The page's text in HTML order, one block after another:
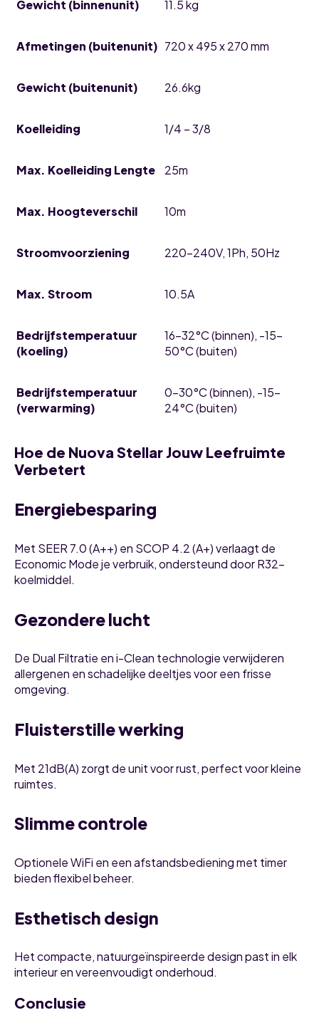
Gewicht (binnenunit) 11.5 kg
Afmetingen (buitenunit) 720 x 495 x 270 mm
Gewicht (buitenunit) 26.6kg
Koelleiding 1/4 – 3/8
Max. Koelleiding Lengte 25m
Max. Hoogteverschil 10m
Stroomvoorziening 220-240V, 1Ph, 50Hz
Max. Stroom 10.5A
Bedrijfstemperatuur
(koeling)
16-32°C (binnen), -15-
50°C (buiten)
Bedrijfstemperatuur
(verwarming)
0-30°C (binnen), -15-
24°C (buiten)
Hoe de Nuova Stellar Jouw Leefruimte
Verbetert
Energiebesparing
Met SEER 7.0 (A++) en SCOP 4.2 (A+) verlaagt de
Economic Mode je verbruik, ondersteund door R32-
koelmiddel.
Gezondere lucht
De Dual Filtratie en i-Clean technologie verwijderen
allergenen en schadelijke deeltjes voor een frisse
omgeving.
Fluisterstille werking
Met 21dB(A) zorgt de unit voor rust, perfect voor kleine
ruimtes.
Slimme controle
Optionele WiFi en een afstandsbediening met timer
bieden flexibel beheer.
Esthetisch design
Het compacte, natuurgeïnspireerde design past in elk
interieur en vereenvoudigt onderhoud.
Conclusie